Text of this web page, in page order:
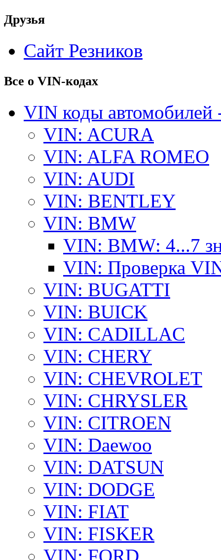
Друзья
Сайт Резников
Все о VIN-кодах
VIN коды автомобилей
VIN: ACURA
VIN: ALFA ROMEO
VIN: AUDI
VIN: BENTLEY
VIN: BMW
VIN: BMW: 4...7
VIN: Проверка
VIN: BUGATTI
VIN: BUICK
VIN: CADILLAC
VIN: CHERY
VIN: CHEVROLET
VIN: CHRYSLER
VIN: CITROEN
VIN: Daewoo
VIN: DATSUN
VIN: DODGE
VIN: FIAT
VIN: FISKER
VIN: FORD